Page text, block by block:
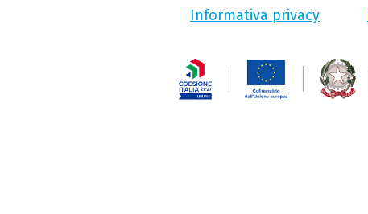
Informativa privacy